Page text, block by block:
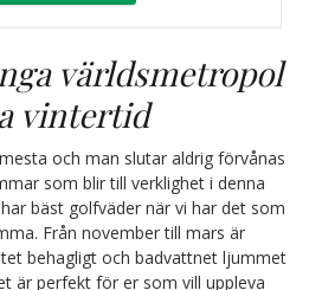
världsmetropol
vintertid
och man slutar aldrig förvånas
som blir till verklighet i denna
bäst golfväder när vi har det som
Från november till mars är
behagligt och badvattnet ljummet
är perfekt för er som vill uppleva